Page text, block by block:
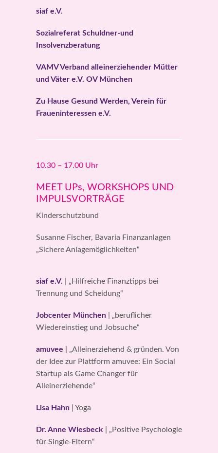
siaf e.V.
Sozialreferat Schuldner-und
Insolvenzberatung
VAMV Verband alleinerziehender Mütter
und Väter e.V. OV München
Zu Hause Gesund Werden, Verein für
Fraueninteressen e.V.
10.30 – 17.00 Uhr
MEET UPs, WORKSHOPS UND
IMPULSVORTRÄGE
Kinderschutzbund
Susanne Fischer, Bavaria Finanzanlagen
„Sichere Anlagemöglichkeiten“
siaf e.V. | „Hilfreiche Finanztipps bei
Trennung und Scheidung“
Jobcenter München | „beruflicher
Wiedereinstieg und Jobsuche“
amuvee | „Alleinerziehend & gründen. Von
der Idee zur Plattform amuvee: Ein Social
Startup als Game Changer für
Alleinerziehende“
Lisa Hahn | Yoga
Dr. Anne Wiesbeck | „Positive Psychologie
für Single-Eltern“